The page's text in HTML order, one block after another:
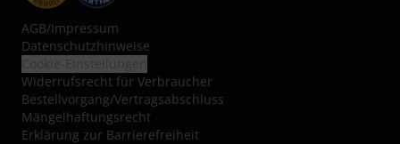
AGB/Impressum
Datenschutzhinweise
Widerrufsrecht für Verbraucher
Bestellvorgang/Vertragsabschluss
Mängelhaftungsrecht
Erklärung zur Barrierefreiheit